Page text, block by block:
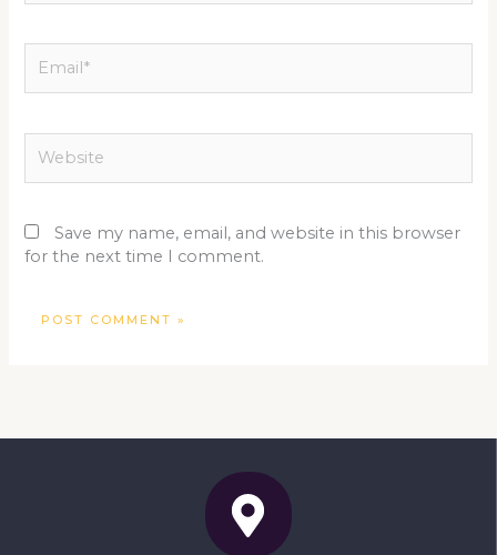
Save my name, email, and website in this browser
for the next time I comment.